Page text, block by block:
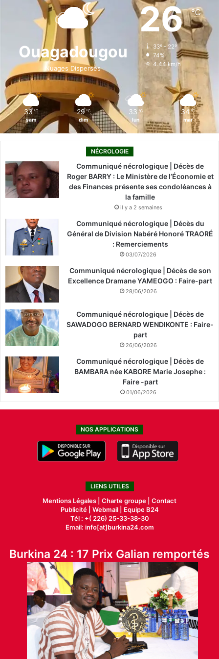
e
b
o
k
i
n
t
a
g
r
T
o
k
Ouagadougou
Nuages Dispersés
26℃
33º - 22º
74%
4.44 km/h
33 ℃
sam
29 ℃
dim
33 ℃
lun
34 ℃
mar
NÉCROLOGIE
Communiqué nécrologique | Décès de
Roger BARRY : Le Ministère de l’Économie et
des Finances présente ses condoléances à
la famille
il y a 2 semaines
Communiqué nécrologique | Décès du
Général de Division Nabéré Honoré TRAORÉ
: Remerciements
03/07/2026
Communiqué nécrologique | Décès de son
Excellence Dramane YAMEOGO : Faire-part
28/06/2026
Communiqué nécrologique | Décès de
SAWADOGO BERNARD WENDIKONTE : Faire-
part
26/06/2026
Communiqué nécrologique | Décès de
BAMBARA née KABORE Marie Josephe :
Faire -part
01/06/2026
NOS APPLICATIONS
LIENS UTILES
Mentions Légales | Charte groupe | Contact
Publicité| Webmail |
Equipe B24
Tél : +( 226) 25-33-38-30
Email: info[at]burkina24.com
Burkina 24 : 17 Prix Galian remportés